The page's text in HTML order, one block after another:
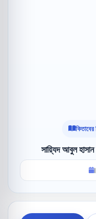
কিতাবের
সায়্যিদ আবুল